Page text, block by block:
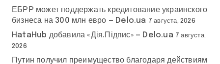
ЕБРР может поддержать кредитование украинского
бизнеса на 300 млн евро — Delo.ua 7 августа, 2026
HataHub добавила «Дія.Підпис» — Delo.ua 7 августа,
2026
Путин получил преимущество благодаря действиям